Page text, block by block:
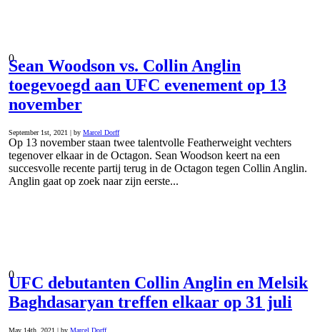
0
Sean Woodson vs. Collin Anglin
toegevoegd aan UFC evenement op 13
november
September 1st, 2021 | by Marcel Dorff
Op 13 november staan twee talentvolle Featherweight vechters
tegenover elkaar in de Octagon. Sean Woodson keert na een
succesvolle recente partij terug in de Octagon tegen Collin Anglin.
Anglin gaat op zoek naar zijn eerste...
0
UFC debutanten Collin Anglin en Melsik
Baghdasaryan treffen elkaar op 31 juli
May 14th, 2021 | by Marcel Dorff